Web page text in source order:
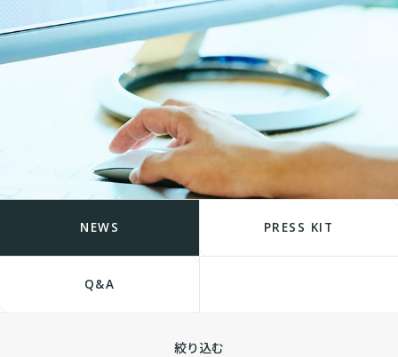
NEWS PRESS KIT
Q&A
絞り込む